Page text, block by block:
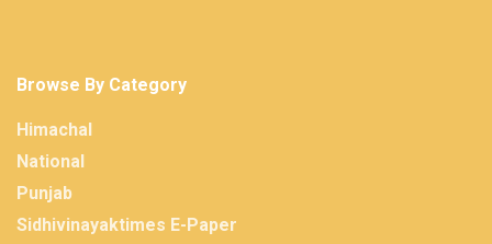
Browse By Category
Himachal
National
Punjab
Sidhivinayaktimes E-Paper